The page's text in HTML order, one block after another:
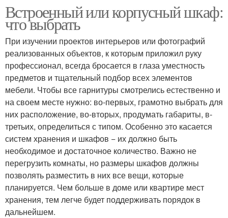
Шкафы с зеркалами Поверхности под шкаф
Встроенный или корпусный шкаф:
что выбрать
При изучении проектов интерьеров или фотографий
реализованных объектов, к которым приложил руку
профессионал, всегда бросается в глаза уместность
предметов и тщательный подбор всех элементов
мебели. Чтобы все гарнитуры смотрелись естественно и
на своем месте нужно: во-первых, грамотно выбрать для
них расположение, во-вторых, продумать габариты, в-
третьих, определиться с типом. Особенно это касается
систем хранения и шкафов − их должно быть
необходимое и достаточное количество. Важно не
перегрузить комнаты, но размеры шкафов должны
позволять разместить в них все вещи, которые
планируется. Чем больше в доме или квартире мест
хранения, тем легче будет поддерживать порядок в
дальнейшем.